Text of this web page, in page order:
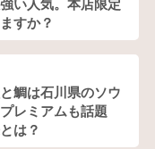
い人気。本店限定
すか？
鯛は石川県のソウ
レミアムも話題
は？